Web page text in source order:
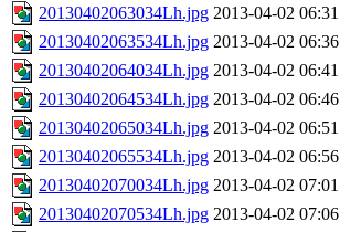
20130402063034Lh.jpg 2013-04-02 06:31
20130402063534Lh.jpg 2013-04-02 06:36
20130402064034Lh.jpg 2013-04-02 06:41
20130402064534Lh.jpg 2013-04-02 06:46
20130402065034Lh.jpg 2013-04-02 06:51
20130402065534Lh.jpg 2013-04-02 06:56
20130402070034Lh.jpg 2013-04-02 07:01
20130402070534Lh.jpg 2013-04-02 07:06